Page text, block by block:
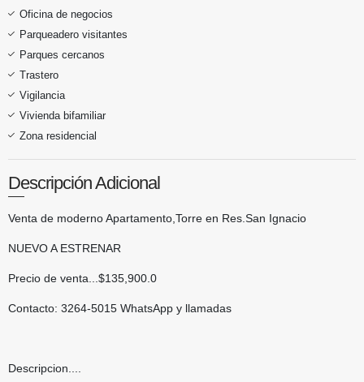
Oficina de negocios
Parqueadero visitantes
Parques cercanos
Trastero
Vigilancia
Vivienda bifamiliar
Zona residencial
Descripción Adicional
Venta de moderno Apartamento,Torre en Res.San Ignacio
NUEVO A ESTRENAR
Precio de venta...$135,900.0
Contacto: 3264-5015 WhatsApp y llamadas
Descripcion....